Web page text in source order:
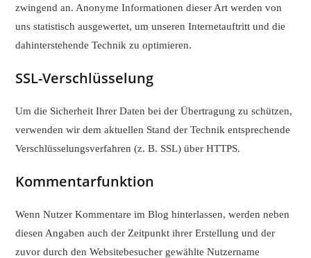
zwingend an. Anonyme Informationen dieser Art werden von
uns statistisch ausgewertet, um unseren Internetauftritt und die
dahinterstehende Technik zu optimieren.
SSL-Verschlüsselung
Um die Sicherheit Ihrer Daten bei der Übertragung zu schützen,
verwenden wir dem aktuellen Stand der Technik entsprechende
Verschlüsselungsverfahren (z. B. SSL) über HTTPS.
Kommentarfunktion
Wenn Nutzer Kommentare im Blog hinterlassen, werden neben
diesen Angaben auch der Zeitpunkt ihrer Erstellung und der
zuvor durch den Websitebesucher gewählte Nutzername